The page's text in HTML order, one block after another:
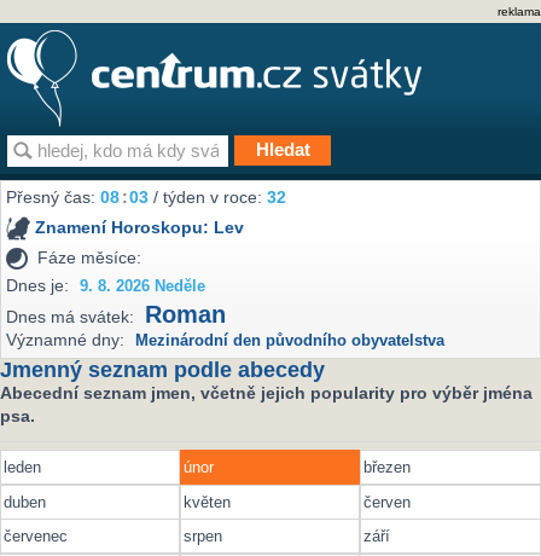
reklama
Přesný čas:08:03 / týden v roce:32
Znamení Horoskopu: Lev
Fáze měsíce:
Dnes je:
9. 8. 2026 Neděle
Dnes má svátek: Roman
Významné dny: Mezinárodní den původního obyvatelstva
Jmenný seznam podle abecedy
Abecední seznam jmen, včetně jejich popularity pro výběr jména
psa.
leden únor
březen
duben
květen
červen
červenec
srpen
září